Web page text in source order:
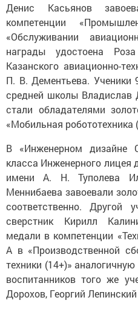
Денис Касьянов
компетенции
«Обслуживании
награды удостоена
Казанского авиационно-
П. В. Дементьева. Ученики
средней школы Владислав
стали обладателями
«Мобильная робототехника
В «Инженерном дизайне
класса Инженерного
имени А. Н. Туполева
Меннибаева завоевали
соответственно. Другой
сверстник Кирилл
медали в компетенции
А в «Производственной
техники (14+)»
воспитанников того же
Дорохов, Георгий